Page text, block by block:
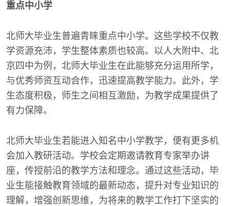
重点中小学
北师大毕业生普遍青睐重点中小学。这些学校不仅教
学资源充沛，学生整体素质也较高。以人大附中、北
京四中为例，北师大毕业生在此能够充分运用所学，
与优秀师资互动合作，迅速提高教学能力。此外，学
生态度积极，师生之间相互激励，为教学成果提供了
有力保障。
北师大毕业生若能进入知名中小学教学，便有更多机
会加入教研活动。学校会定期邀请教育专家举办讲
座，传授前沿的教学方法和理念。通过这些活动，毕
业生能接触教育领域的最新动态，提升对专业知识的
理解，增强创新思维，为将来的教学工作打下坚实的